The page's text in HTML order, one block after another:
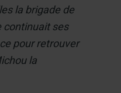
la brigade de
continuait ses
pour retrouver
la